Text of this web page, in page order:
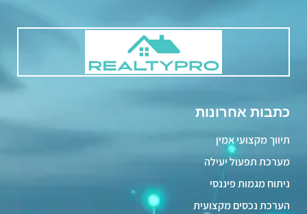
כתבות אחרונות
תיווך מקצועי אמין
מערכת תפעול יעילה
ניתוח מגמות פיננסי
הערכת נכסים מקצועית